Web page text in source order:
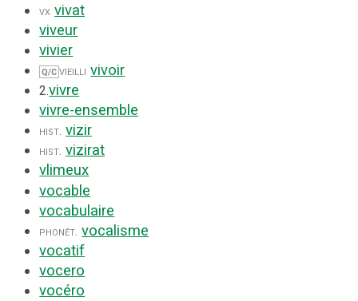
vx vivat
viveur
vivier
Q/C vieilli vivoir
2.vivre
vivre-ensemble
hist. vizir
hist. vizirat
vlimeux
vocable
vocabulaire
phonét. vocalisme
vocatif
vocero
vocéro